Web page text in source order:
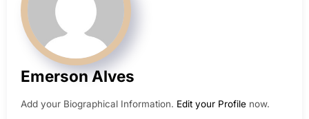
Emerson Alves
Add your Biographical Information. Edit your Profile now.